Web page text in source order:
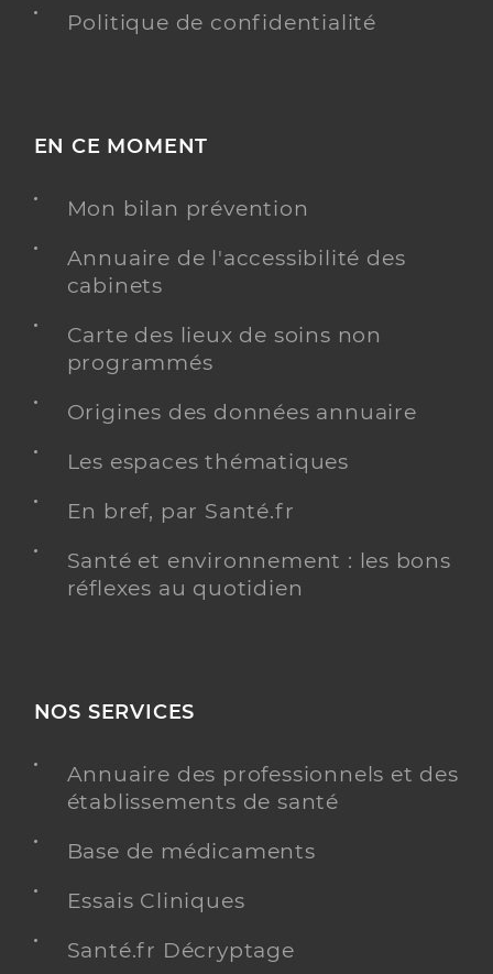
Politique de confidentialité
EN CE MOMENT
Mon bilan prévention
Annuaire de l'accessibilité des
cabinets
Carte des lieux de soins non
programmés
Origines des données annuaire
Les espaces thématiques
En bref, par Santé.fr
Santé et environnement : les bons
réflexes au quotidien
NOS SERVICES
Annuaire des professionnels et des
établissements de santé
Base de médicaments
Essais Cliniques
Santé.fr Décryptage